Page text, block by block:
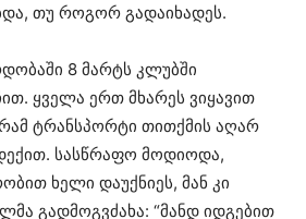
თუ როგორ გადაიხადეს.
8 მარტს კლუბში
ყველა ერთ მხარეს ვიყავით
ტრანსპორტი თითქმის აღარ
სასწრაფო მოდიოდა,
ხელი დაუქნიეს, მან კი
გადმოგვძახა: “მანდ იდგებით